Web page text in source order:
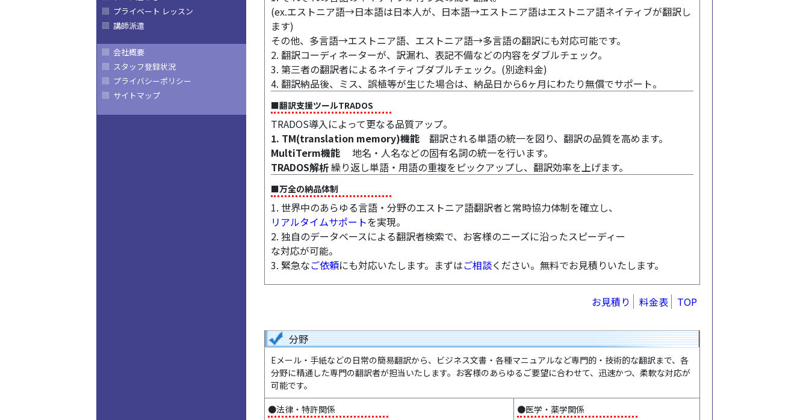
(ex.エストニア語→日本語は日本人が、日本語→エストニア語はエストニア語ネイティブが翻訳し
ます)
その他、多言語→エストニア語、エストニア語→多言語の翻訳にも対応可能です。
2. 翻訳コーディネーターが、訳漏れ、表記不備などの内容をダブルチェック。
3. 第三者の翻訳者によるネイティブダブルチェック。(別途料金)
4. 翻訳納品後、ミス、誤植等が生じた場合は、納品日から6ヶ月にわたり無償でサポート。
■翻訳支援ツールTRADOS
TRADOS導入によって更なる品質アップ。
1. TM(translation memory)機能 翻訳される単語の統一を図り、翻訳の品質を高めます。
MultiTerm機能 地名・人名などの固有名詞の統一を行います。
TRADOS解析繰り返し単語・用語の重複をピックアップし、翻訳効率を上げます。
■万全の納品体制
1. 世界中のあらゆる言語・分野のエストニア語翻訳者と常時協力体制を確立し、
リアルタイムサポートを実現。
2. 独自のデータベースによる翻訳者検索で、お客様のニーズに沿ったスピーディー
な対応が可能。
3. 緊急なご依頼にも対応いたします。まずはご相談ください。無料でお見積りいたします。
お見積り 料金表 TOP
分野
Eメール・手紙などの日常の簡易翻訳から、ビジネス文書・各種マニュアルなど専門的・技術的な翻訳まで、各
分野に精通した専門の翻訳者が担当いたします。お客様のあらゆるご要望に合わせて、迅速かつ、柔軟な対応が
可能です。
●法律・特許関係
●医学・薬学関係